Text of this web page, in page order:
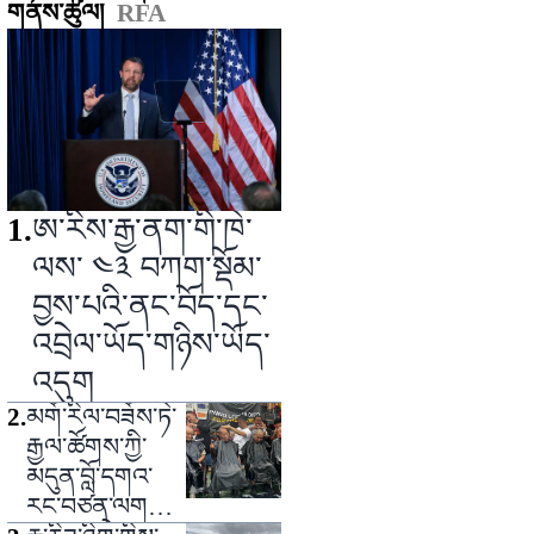
གནས་ཚུལ། RFA
1.ཨ་རིས་རྒྱ་ནག་གི་ཁེ་
ལས་ ༤༣ བཀག་སྡོམ་
བྱས་པའི་ནང་བོད་དང་
འབྲེལ་ཡོད་གཉིས་ཡོད་
འདུག
2.མགོ་རིལ་བཟོས་ཏེ་
རྒྱལ་ཚོགས་ཀྱི་
མདུན་བློ་དགའ་
རང་བཙན་ལགས་